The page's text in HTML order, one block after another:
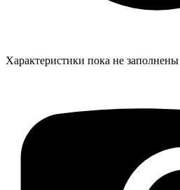
Характеристики пока не заполнены